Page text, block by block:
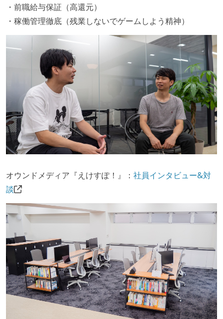
週4日リモート勤務のハイブリットワーク（週1出社）
週3日リモート勤務のハイブリットワーク（週2出社）
週2日リモート勤務のハイブリットワーク（週3出社）
・前職給与保証（高還元）
・稼働管理徹底（残業しないでゲームしよう精神）
オウンドメディア『えけすぽ！』： 社員インタビュー&対
談